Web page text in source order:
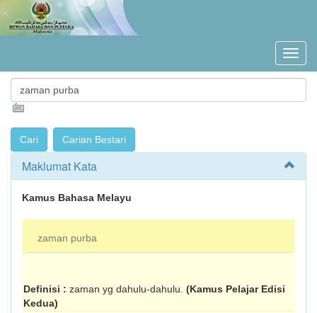
Maklumat Kata
Kamus Bahasa Melayu
zaman purba
Definisi : zaman yg dahulu-dahulu. (Kamus Pelajar Edisi
Kedua)